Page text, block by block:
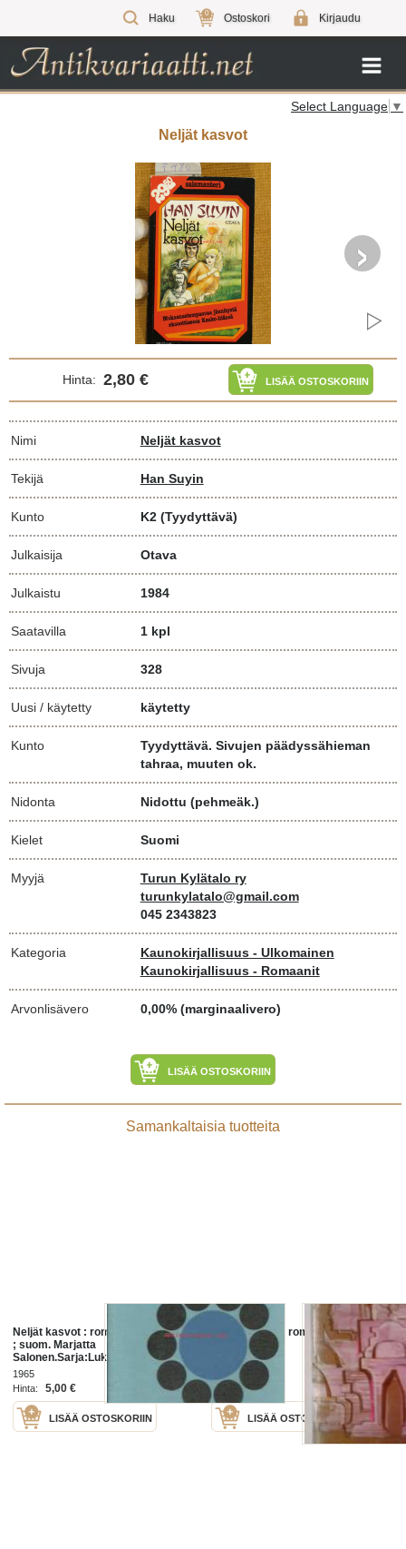
Haku 0 Ostoskori Kirjaudu
Select Language ▼
Neljät kasvot
›
Hinta: 2,80 € LISÄÄ OSTOSKORIIN
Nimi Neljät kasvot
Tekijä Han Suyin
Kunto K2 (Tyydyttävä)
Julkaisija Otava
Julkaistu 1984
Saatavilla 1 kpl
Sivuja 328
Uusi / käytetty käytetty
Kunto
Tyydyttävä. Sivujen päädyssähieman
tahraa, muuten ok.
Nidonta Nidottu (pehmeäk.)
Kielet Suomi
Myyjä
Turun Kylätalo ry
turunkylatalo@gmail.com
045 2343823
Kategoria
Kaunokirjallisuus - Ulkomainen
Kaunokirjallisuus - Romaanit
Arvonlisävero 0,00% (marginaalivero)
LISÄÄ OSTOSKORIIN
Samankaltaisia tuotteita
Neljät kasvot : romaani / Han Suyin
; suom. Marjatta
Salonen.Sarja:Lukurengas; 2, 8
1965
Hinta:
5,00 €
LISÄÄ OSTOSKORIIN
Neljät kasvot : romaani
Otava 1965
Hinta:
4,50 €
LISÄÄ OSTOSKORIIN